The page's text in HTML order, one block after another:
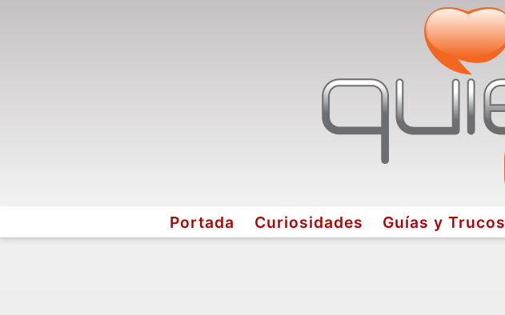
Portada Curiosidades Guías y Trucos